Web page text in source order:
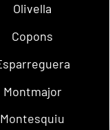
Olivella
Copons
Montmajor
Montesquiu